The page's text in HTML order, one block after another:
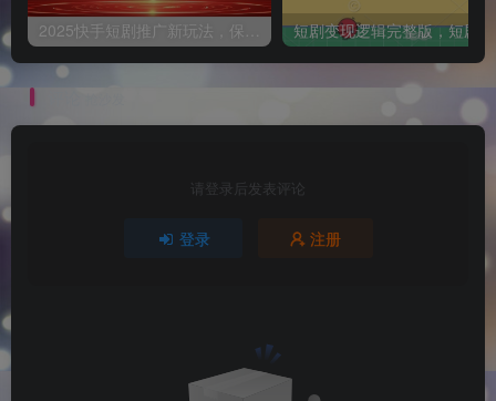
请登录后发表评论
登录 注册